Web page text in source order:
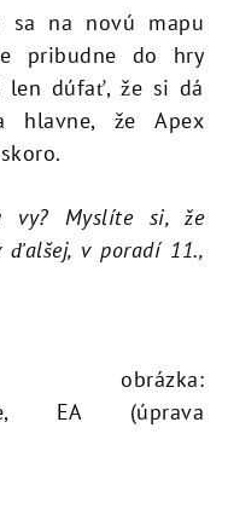
sa na novú mapu
pribudne do hry
len dúfať, že si dá
hlavne, že Apex
vy? Myslíte si, že
ďalšej, v poradí 11.,
obrázka:
EA (úprava